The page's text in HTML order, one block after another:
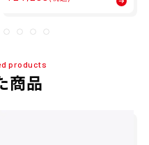
products
商品